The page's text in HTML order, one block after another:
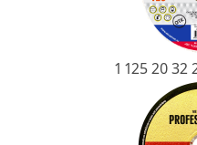
1 125 20 32